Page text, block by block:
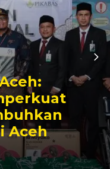
Angkat
Sipil